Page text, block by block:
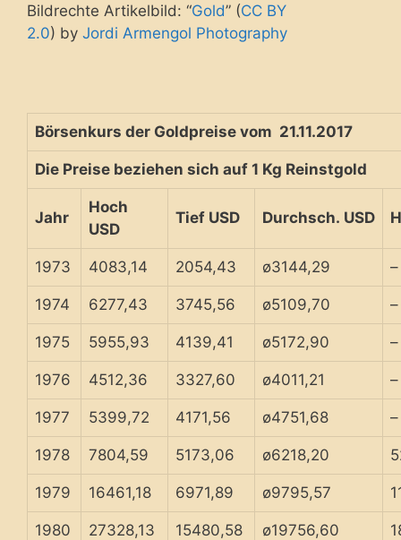
Bildrechte Artikelbild: “Gold” (CC BY
2.0) by Jordi Armengol Photography
Börsenkurs der Goldpreise vom 21.11.2017
Die Preise beziehen sich auf 1 Kg Reinstgold
Jahr
Hoch
USD
Tief USD Durchsch. USD
1973 4083,14 2054,43 ø3144,29 –
1974 6277,43 3745,56 ø5109,70 –
1975 5955,93 4139,41 ø5172,90 –
1976 4512,36 3327,60 ø4011,21 –
1977 5399,72 4171,56 ø4751,68 –
1978 7804,59 5173,06 ø6218,20
1979 16461,18 6971,89 ø9795,57
1980 27328,13 15480,58 ø19756,60